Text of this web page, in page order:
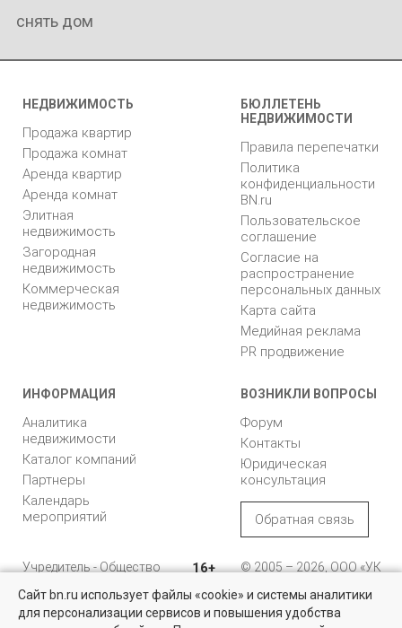
снять дом
НЕДВИЖИМОСТЬ
Продажа квартир
Продажа комнат
Аренда квартир
Аренда комнат
Элитная
недвижимость
Загородная
недвижимость
Коммерческая
недвижимость
БЮЛЛЕТЕНЬ
НЕДВИЖИМОСТИ
Правила перепечатки
Политика
конфиденциальности
BN.ru
Пользовательское
соглашение
Согласие на
распространение
персональных данных
Карта сайта
Медийная реклама
PR продвижение
ИНФОРМАЦИЯ
Аналитика
недвижимости
Каталог компаний
Партнеры
Календарь
мероприятий
ВОЗНИКЛИ ВОПРОСЫ
Форум
Контакты
Юридическая
консультация
Обратная связь
Учредитель - Общество
ответственностью
"Управляющая
компания "Бюллетень
16+
© 2005 – 2026, ООО «УК
196105, Санкт-
Петербург, пр. Юрия
Сайт bn.ru использует файлы «cookie» и системы аналитики
для персонализации сервисов и повышения удобства